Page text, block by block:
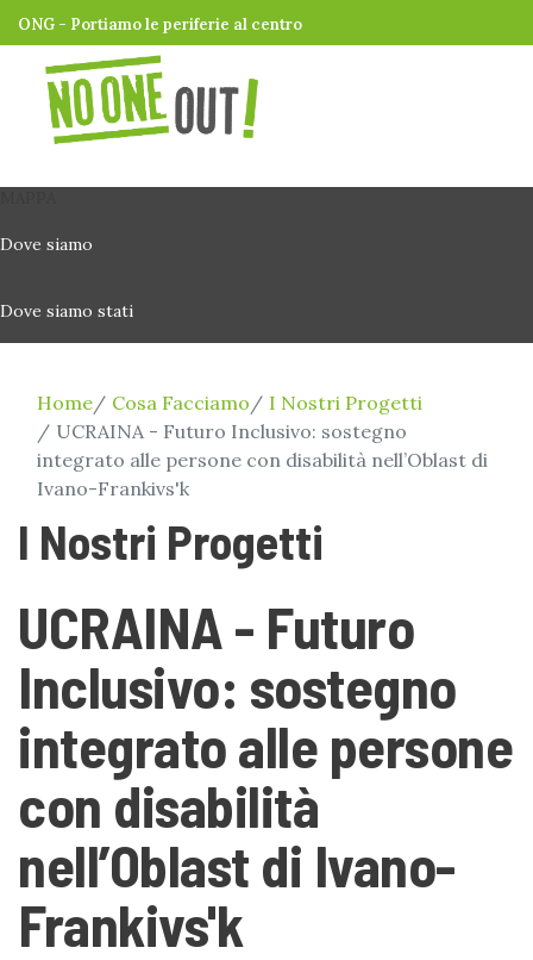
ONG - Portiamo le periferie al centro
Dove siamo
Dove siamo stati
Home Cosa Facciamo
I Nostri Progetti
UCRAINA - Futuro Inclusivo: sostegno
integrato alle persone con disabilità nell’Oblast di
Ivano-Frankivs'k
I Nostri Progetti
UCRAINA - Futuro
Inclusivo: sostegno
integrato alle persone
con disabilità
nell’Oblast di Ivano-
Frankivs'k